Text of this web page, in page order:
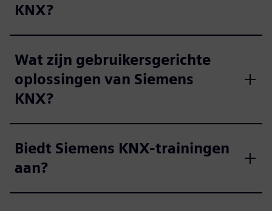
KNX?
Wat zijn gebruikersgerichte
oplossingen van Siemens
KNX?
Biedt Siemens KNX-trainingen
aan?